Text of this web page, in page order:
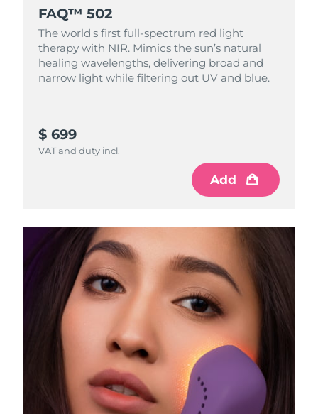
FAQ™ 502
The world's first full-spectrum red light
therapy with NIR. Mimics the sun’s natural
healing wavelengths, delivering broad and
narrow light while filtering out UV and blue.
$ 699
VAT and duty incl.
Add